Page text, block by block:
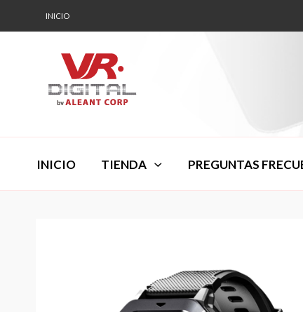
INICIO
INICIO TIENDA PREGUNTAS